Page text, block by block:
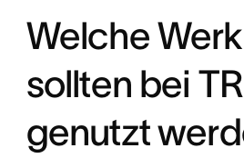
Welche
sollten bei
genutzt